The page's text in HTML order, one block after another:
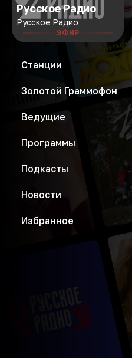
Русское Радио
Русское Радио
ЭФИР
Станции
Золотой Граммофон
Ведущие
Программы
Подкасты
Новости
Избранное